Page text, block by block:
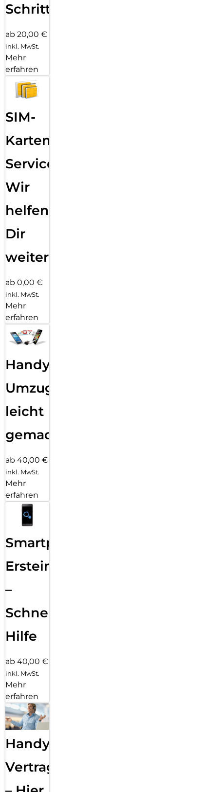
Schritten
ab 20,00 €
inkl. MwSt.
Mehr
erfahren
SIM-
Karten
Service:
Wir
helfen
Dir
weiter
ab 0,00 €
inkl. MwSt.
Mehr
erfahren
Handy
Umzug
leicht
gemacht!
ab 40,00 €
inkl. MwSt.
Mehr
erfahren
Smartphone
Ersteinrichtung
–
Schnelle
Hilfe
ab 40,00 €
inkl. MwSt.
Mehr
erfahren
Handy
Vertragsabwicklung